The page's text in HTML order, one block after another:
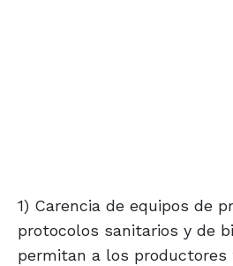
1) Carencia de equipos de
protocolos sanitarios y de
permitan a los productores